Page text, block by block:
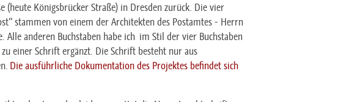
(heute Königsbrücker Straße) in Dresden zurück. Die vier
stammen von einem der Architekten des Postamtes - Herrn
Alle anderen Buchstaben habe ich im Stil der vier Buchstaben
einer Schrift ergänzt. Die Schrift besteht nur aus
Die ausführliche Dokumentation des Projektes befindet sich